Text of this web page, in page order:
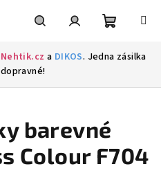
Nehtik.cz a DIKOS. Jedna zásilka
barevné
Colour F704